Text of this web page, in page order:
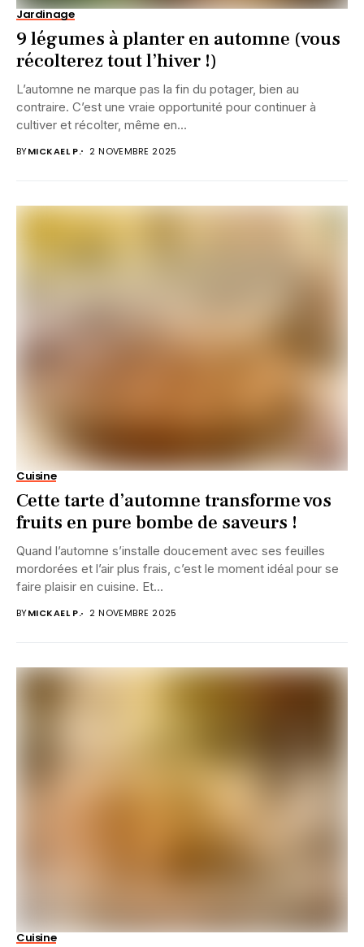
Jardinage
9 légumes à planter en automne (vous
récolterez tout l’hiver !)
L’automne ne marque pas la fin du potager, bien au
contraire. C’est une vraie opportunité pour continuer à
cultiver et récolter, même en...
BYMICKAEL P. 2 NOVEMBRE 2025
Cuisine
Cette tarte d’automne transforme vos
fruits en pure bombe de saveurs !
Quand l’automne s’installe doucement avec ses feuilles
mordorées et l’air plus frais, c’est le moment idéal pour se
faire plaisir en cuisine. Et...
BYMICKAEL P. 2 NOVEMBRE 2025
Cuisine